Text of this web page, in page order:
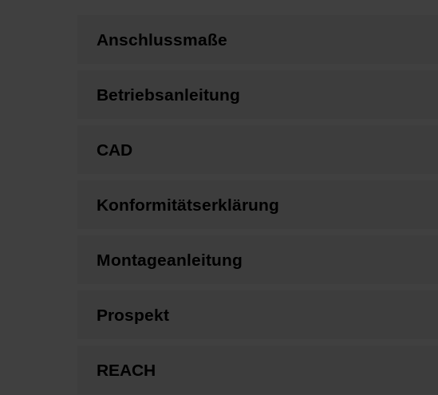
Anschlussmaße
Betriebsanleitung
CAD
Konformitätserklärung
Montageanleitung
Prospekt
REACH